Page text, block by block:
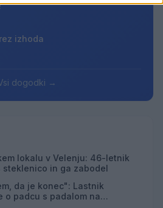
izhoda
dogodki →
lokalu v Velenju: 46-letnik
in ga zabodel
da je konec": Lastnik
o padcu s padalom na